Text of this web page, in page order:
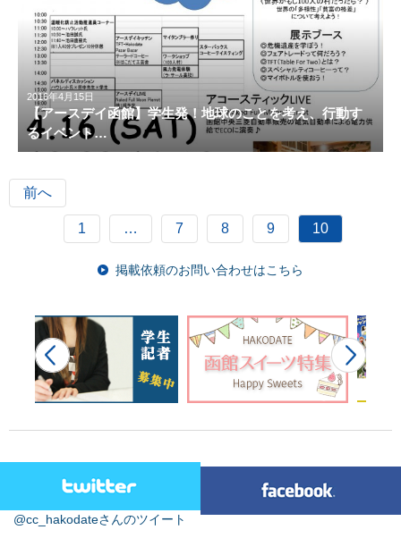
2016年4月15日
【アースデイ函館】学生発！地球のことを考え、行動す
るイベント…
前へ
1 … 7 8 9 10
掲載依頼のお問い合わせはこちら
@cc_hakodateさんのツイート